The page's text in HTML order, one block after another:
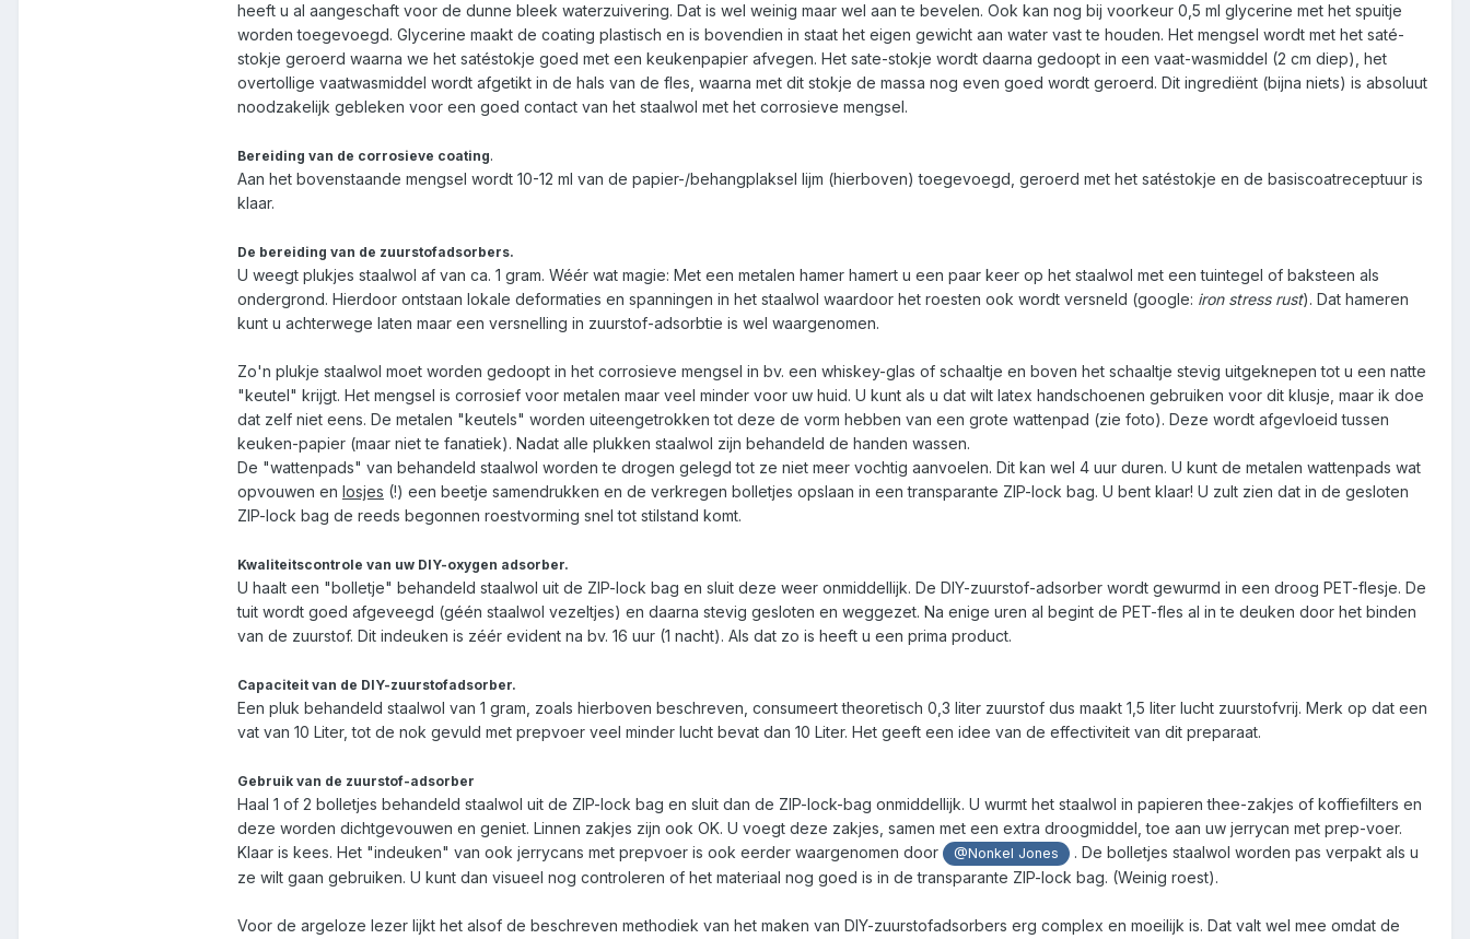
heeft u al aangeschaft voor de dunne bleek waterzuivering. Dat is wel weinig maar wel aan te bevelen. Ook kan nog bij voorkeur 0,5 ml glycerine met het spuitje
worden toegevoegd. Glycerine maakt de coating plastisch en is bovendien in staat het eigen gewicht aan water vast te houden. Het mengsel wordt met het saté-
stokje geroerd waarna we het satéstokje goed met een keukenpapier afvegen. Het sate-stokje wordt daarna gedoopt in een vaat-wasmiddel (2 cm diep), het
overtollige vaatwasmiddel wordt afgetikt in de hals van de fles, waarna met dit stokje de massa nog even goed wordt geroerd. Dit ingrediënt (bijna niets) is absoluut
noodzakelijk gebleken voor een goed contact van het staalwol met het corrosieve mengsel.
Bereiding van de corrosieve coating.
Aan het bovenstaande mengsel wordt 10-12 ml van de papier-/behangplaksel lijm (hierboven) toegevoegd, geroerd met het satéstokje en de basiscoatreceptuur is
klaar.
De bereiding van de zuurstofadsorbers.
U weegt plukjes staalwol af van ca. 1 gram. Wéér wat magie: Met een metalen hamer hamert u een paar keer op het staalwol met een tuintegel of baksteen als
ondergrond. Hierdoor ontstaan lokale deformaties en spanningen in het staalwol waardoor het roesten ook wordt versneld (google: iron stress rust). Dat hameren
kunt u achterwege laten maar een versnelling in zuurstof-adsorbtie is wel waargenomen.
Zo'n plukje staalwol moet worden gedoopt in het corrosieve mengsel in bv. een whiskey-glas of schaaltje en boven het schaaltje stevig uitgeknepen tot u een natte
"keutel" krijgt. Het mengsel is corrosief voor metalen maar veel minder voor uw huid. U kunt als u dat wilt latex handschoenen gebruiken voor dit klusje, maar ik doe
dat zelf niet eens. De metalen "keutels" worden uiteengetrokken tot deze de vorm hebben van een grote wattenpad (zie foto). Deze wordt afgevloeid tussen
keuken-papier (maar niet te fanatiek). Nadat alle plukken staalwol zijn behandeld de handen wassen.
De "wattenpads" van behandeld staalwol worden te drogen gelegd tot ze niet meer vochtig aanvoelen. Dit kan wel 4 uur duren. U kunt de metalen wattenpads wat
opvouwen en losjes (!) een beetje samendrukken en de verkregen bolletjes opslaan in een transparante ZIP-lock bag. U bent klaar! U zult zien dat in de gesloten
ZIP-lock bag de reeds begonnen roestvorming snel tot stilstand komt.
Kwaliteitscontrole van uw DIY-oxygen adsorber.
U haalt een "bolletje" behandeld staalwol uit de ZIP-lock bag en sluit deze weer onmiddellijk. De DIY-zuurstof-adsorber wordt gewurmd in een droog PET-flesje. De
tuit wordt goed afgeveegd (géén staalwol vezeltjes) en daarna stevig gesloten en weggezet. Na enige uren al begint de PET-fles al in te deuken door het binden
van de zuurstof. Dit indeuken is zéér evident na bv. 16 uur (1 nacht). Als dat zo is heeft u een prima product.
Capaciteit van de DIY-zuurstofadsorber.
Een pluk behandeld staalwol van 1 gram, zoals hierboven beschreven, consumeert theoretisch 0,3 liter zuurstof dus maakt 1,5 liter lucht zuurstofvrij. Merk op dat een
vat van 10 Liter, tot de nok gevuld met prepvoer veel minder lucht bevat dan 10 Liter. Het geeft een idee van de effectiviteit van dit preparaat.
Gebruik van de zuurstof-adsorber
Haal 1 of 2 bolletjes behandeld staalwol uit de ZIP-lock bag en sluit dan de ZIP-lock-bag onmiddellijk. U wurmt het staalwol in papieren thee-zakjes of koffiefilters en
deze worden dichtgevouwen en geniet. Linnen zakjes zijn ook OK. U voegt deze zakjes, samen met een extra droogmiddel, toe aan uw jerrycan met prep-voer.
Klaar is kees. Het "indeuken" van ook jerrycans met prepvoer is ook eerder waargenomen door
@Nonkel Jones
. De bolletjes staalwol worden pas verpakt als u
ze wilt gaan gebruiken. U kunt dan visueel nog controleren of het materiaal nog goed is in de transparante ZIP-lock bag. (Weinig roest).
Voor de argeloze lezer lijkt het alsof de beschreven methodiek van het maken van DIY-zuurstofadsorbers erg complex en moeilijk is. Dat valt wel mee omdat de